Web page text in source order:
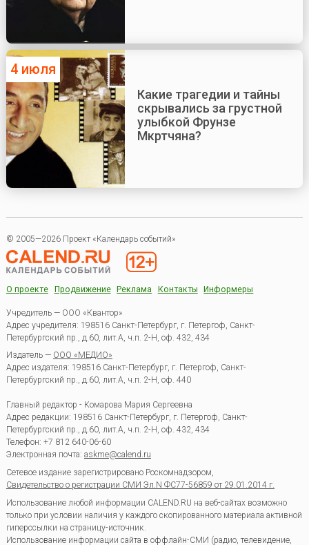
4 июля
Какие трагедии и тайны
скрывались за грустной
улыбкой Фрунзе
Мкртчяна?
© 2005—2026 Проект «Календарь событий»
О проекте Продвижение Реклама Контакты Информеры
Учредитель — ООО «Квантор»
Адрес учредителя: 198516 Санкт-Петербург, г. Петергоф, Санкт-
Петербургский пр., д.60, лит.А, ч.п. 2-Н, оф. 432, 434
Издатель — ООО «МЕДИО»
Адрес издателя: 198516 Санкт-Петербург, г. Петергоф, Санкт-
Петербургский пр., д.60, лит.А, ч.п. 2-Н, оф. 440
Главный редактор - Комарова Мария Сергеевна
Адрес редакции: 198516 Санкт-Петербург, г. Петергоф, Санкт-
Петербургский пр., д.60, лит.А, ч.п. 2-Н, оф. 432, 434
Телефон: +7 812 640-06-60
Электронная почта: askme@calend.ru
Сетевое издание зарегистрировано Роскомнадзором,
Свидетельство о регистрации СМИ Эл.N ФС77-56859 от 29.01.2014 г.
Использование любой информации CALEND.RU на веб-сайтах возможно
только при условии наличия у каждого скопированного материала активной
гиперссылки на страницу-источник.
Использование информации сайта в оффлайн-СМИ (радио, телевидение,